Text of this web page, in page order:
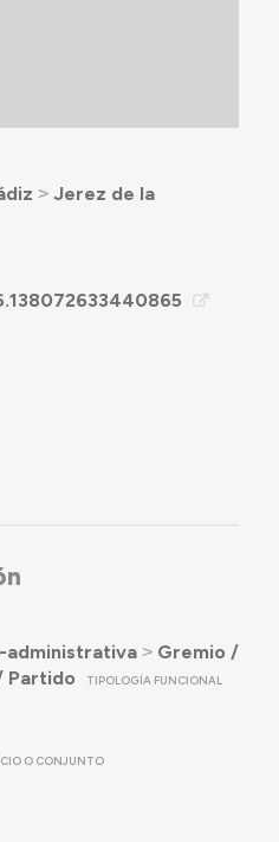
˃ Jerez de la
administrativa˃ Gremio /
Partido
TIPOLOGÍA FUNCIONAL
O CONJUNTO